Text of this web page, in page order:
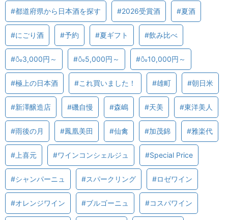
#都道府県から日本酒を探す #2026受賞酒 #夏酒
#にごり酒 #予約 #夏ギフト #飲み比べ
#🍶3,000円～ #🍶5,000円～ #🍶10,000円～
#極上の日本酒 #これ買いました！ #雄町 #朝日米
#新澤醸造店 #磯自慢 #森嶋 #天美 #東洋美人
#雨後の月 #鳳凰美田 #仙禽 #加茂錦 #雅楽代
#上喜元 #ワインコンシェルジュ #Special Price
#シャンパーニュ #スパークリング #ロゼワイン
#オレンジワイン #ブルゴーニュ #コスパワイン